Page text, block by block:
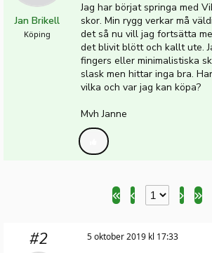
Jan Brikell
Köping
Jag har börjat springa med
skor. Min rygg verkar må
det så nu vill jag fortsätta
det blivit blött och kallt ute.
fingers eller minimalistiska
slask men hittar inga bra.
vilka och var jag kan köpa?
Mvh Janne
#2 5 oktober 2019 kl 17:33